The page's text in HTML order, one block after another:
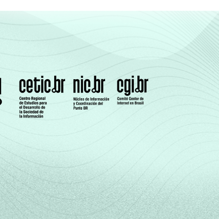
da CNAE 1.0: seção D, F, G, H,
Sociais e Pessoais (sem os grupos 90 -